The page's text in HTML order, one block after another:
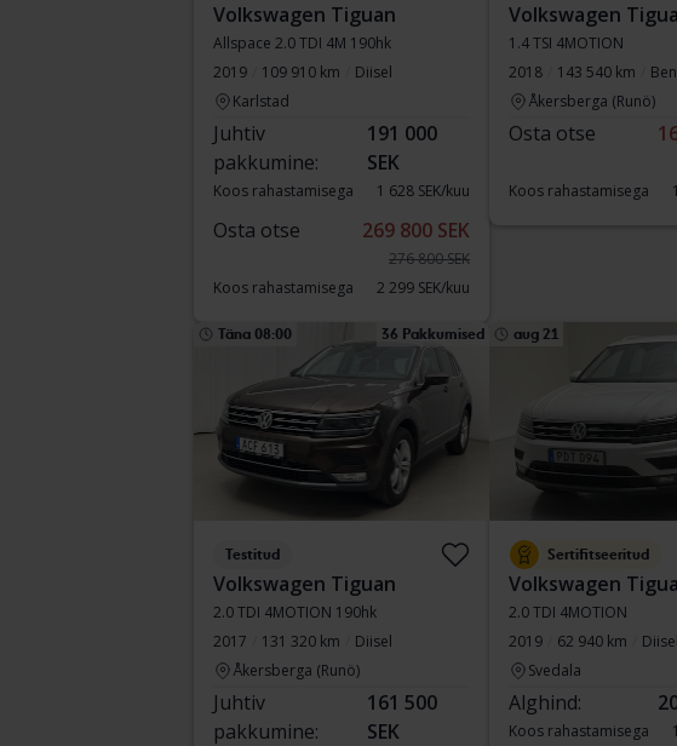
Volkswagen Tiguan
Allspace 2.0 TDI 4M 190hk
2019
109 910 km
Diisel
Karlstad
Juhtiv
pakkumine:
191 000
SEK
Koos rahastamisega 1 628 SEK/kuu
Osta otse 269 800 SEK
276 800 SEK
Koos rahastamisega
2 299 SEK/kuu
Volkswagen
1.4 TSI 4MOTION
2018
143 540 km
Åkersberga (Runö)
Osta otse
Koos rahastamisega
Täna 08:00 36 Pakkumised
Testitud
Volkswagen Tiguan
2.0 TDI 4MOTION 190hk
2017
131 320 km
Diisel
Åkersberga (Runö)
Juhtiv
pakkumine:
161 500
SEK
aug 21
Sertifitseeritud
Volkswagen
2.0 TDI 4MOTION
2019
62 940 km
Diisel
Svedala
Alghind:
Koos rahastamisega